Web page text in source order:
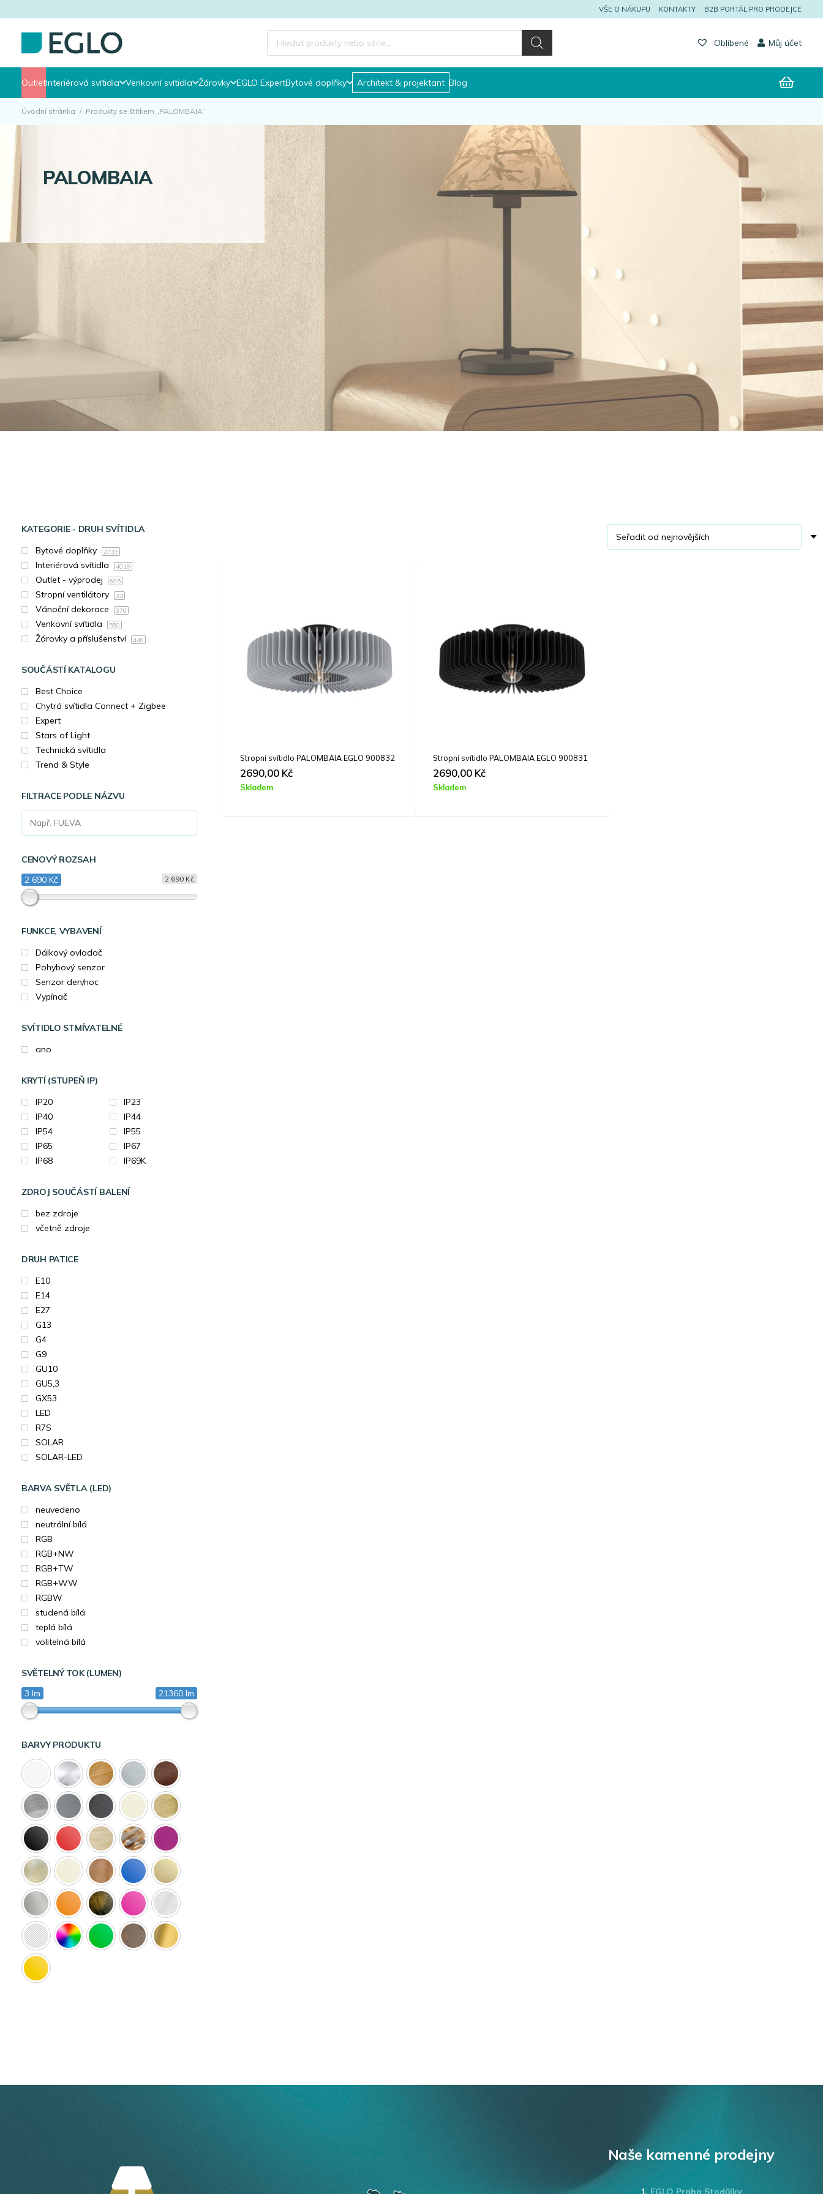
VŠE O NÁKUPU KONTAKTY B2B PORTÁL PRO PRODEJCE
Products
search
Oblíbené Můj účet
OutletInteriérová svítidla Venkovní svítidla Žárovky EGLO ExpertBytové doplňky Architekt & projektant Blog
Úvodní stránka / Produkty se štítkem „PALOMBAIA“
PALOMBAIA
KATEGORIE - DRUH SVÍTIDLA
Bytové doplňky
2739
Interiérová svítidla 4019
Outlet - výprodej 695
Stropní ventilátory 34
Vánoční dekorace 370
Venkovní svítidla 550
Žárovky a příslušenství 448
SOUČÁSTÍ KATALOGU
Best Choice
Chytrá svítidla Connect + Zigbee
Expert
Stars of Light
Technická svítidla
Trend & Style
FILTRACE PODLE NÁZVU
CENOVÝ ROZSAH
2 690 Kč
2 690 Kč
FUNKCE, VYBAVENÍ
Dálkový ovladač
Pohybový senzor
Senzor den/noc
Vypínač
SVÍTIDLO STMÍVATELNÉ
ano
KRYTÍ (STUPEŇ IP)
IP20
IP23
IP40
IP44
IP54
IP55
IP65
IP67
IP68
IP69K
ZDROJ SOUČÁSTÍ BALENÍ
bez zdroje
včetně zdroje
DRUH PATICE
E10
E14
E27
G13
G4
G9
GU10
GU5,3
GX53
LED
R7S
SOLAR
SOLAR-LED
BARVA SVĚTLA (LED)
neuvedeno
neutrální bílá
RGB
RGB+NW
RGB+TW
RGB+WW
RGBW
studená bílá
teplá bílá
volitelná bílá
SVĚTELNÝ TOK (LUMEN)
3 lm
21360 lm
BARVY PRODUKTU
Stropní svítidlo PALOMBAIA EGLO 900832
2690,00 Kč
Skladem
Stropní svítidlo PALOMBAIA EGLO 900831
2690,00 Kč
Skladem
Naše kamenné prodejny
1. EGLO Praha Stodůlky